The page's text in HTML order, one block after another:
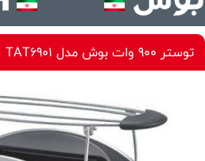
توستر 900 وات بوش مدل TAT6901